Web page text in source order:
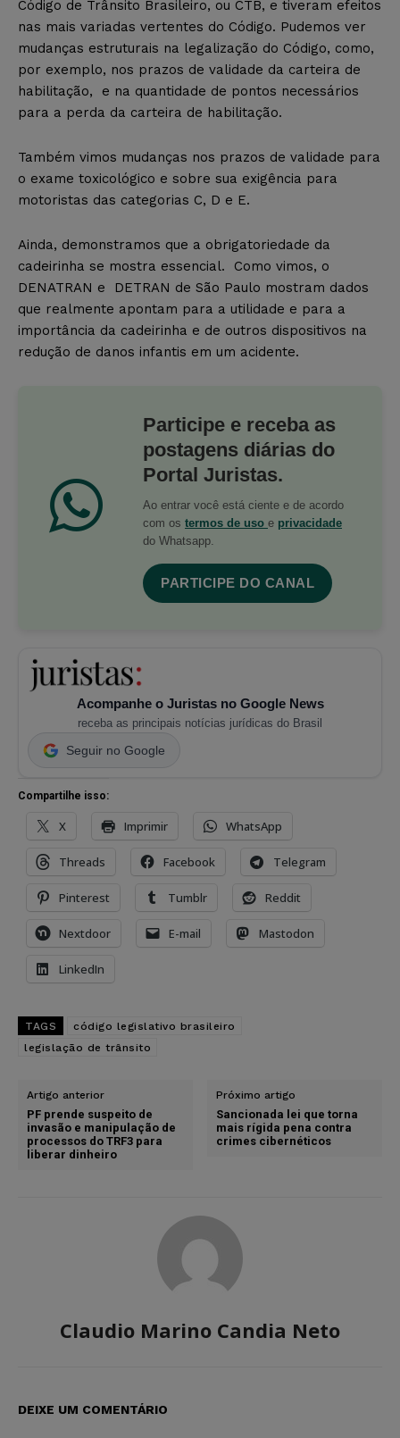
Código de Trânsito Brasileiro, ou CTB, e tiveram efeitos
nas mais variadas vertentes do Código. Pudemos ver
mudanças estruturais na legalização do Código, como,
por exemplo, nos prazos de validade da carteira de
habilitação, e na quantidade de pontos necessários
para a perda da carteira de habilitação.
Também vimos mudanças nos prazos de validade para
o exame toxicológico e sobre sua exigência para
motoristas das categorias C, D e E.
Ainda, demonstramos que a obrigatoriedade da
cadeirinha se mostra essencial. Como vimos, o
DENATRAN e DETRAN de São Paulo mostram dados
que realmente apontam para a utilidade e para a
importância da cadeirinha e de outros dispositivos na
redução de danos infantis em um acidente.
Participe e receba as
postagens diárias do
Portal Juristas.
Ao entrar você está ciente e de acordo
com os termos de uso e privacidade
do Whatsapp.
PARTICIPE DO CANAL
Acompanhe o Juristas no Google News
receba as principais notícias jurídicas do Brasil
Seguir no Google
Compartilhe isso:
X Imprimir WhatsApp
Threads Facebook Telegram
Pinterest Tumblr Reddit
Nextdoor E-mail Mastodon
LinkedIn
TAGS
código legislativo brasileiro
legislação de trânsito
Artigo anterior
PF prende suspeito de
invasão e manipulação de
processos do TRF3 para
liberar dinheiro
Próximo artigo
Sancionada lei que torna
mais rígida pena contra
crimes cibernéticos
Claudio Marino Candia Neto
DEIXE UM COMENTÁRIO